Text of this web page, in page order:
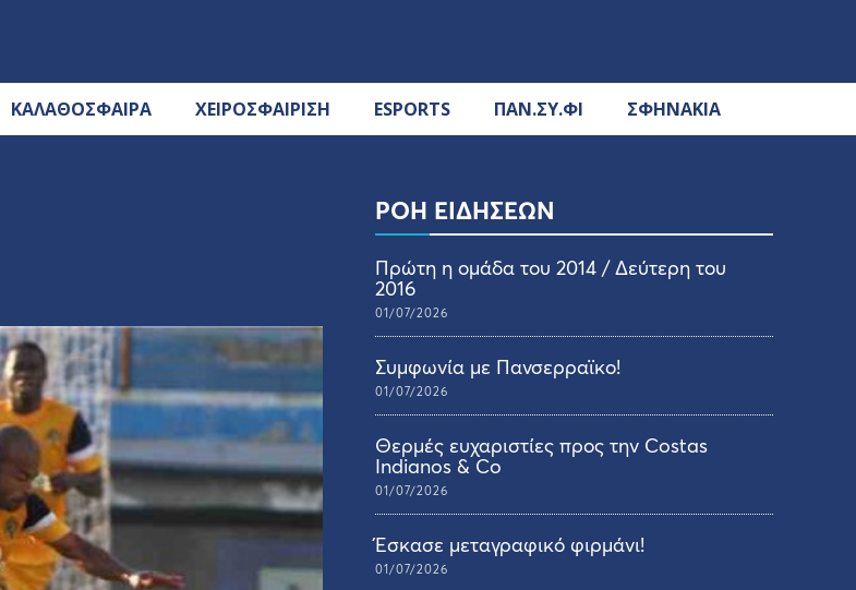
ΚΑΛΑΘΟΣΦΑΙΡΑ ΧΕΙΡΟΣΦΑΙΡΙΣΗ ESPORTS ΠΑΝ.ΣΥ.ΦΙ ΣΦΗΝΑΚΙΑ
ΡΟΗ ΕΙΔΗΣΕΩΝ
Πρώτη η ομάδα του 2014 / Δεύτερη του
2016
01/07/2026
Συμφωνία με Πανσερραϊκο!
01/07/2026
Θερμές ευχαριστίες προς την Costas
Indianos & Co
01/07/2026
Έσκασε μεταγραφικό φιρμάνι!
01/07/2026